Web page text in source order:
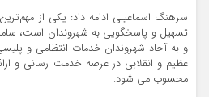
سرهنگ اسماعیلی ادامه داد: یکی از
و به آحاد شهروندان خدمات انتظامی و
عظیم و انقلابی در عرصه خدمت رسانی و
محسوب می شود.